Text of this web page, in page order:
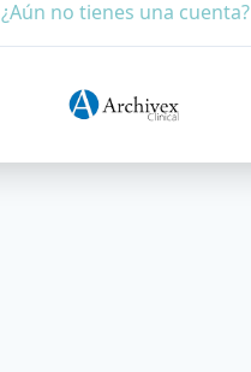
¿Aún no tienes una cuenta?